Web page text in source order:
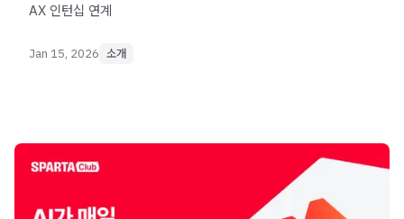
AX 인턴십 연계
Jan 15, 2026 소개